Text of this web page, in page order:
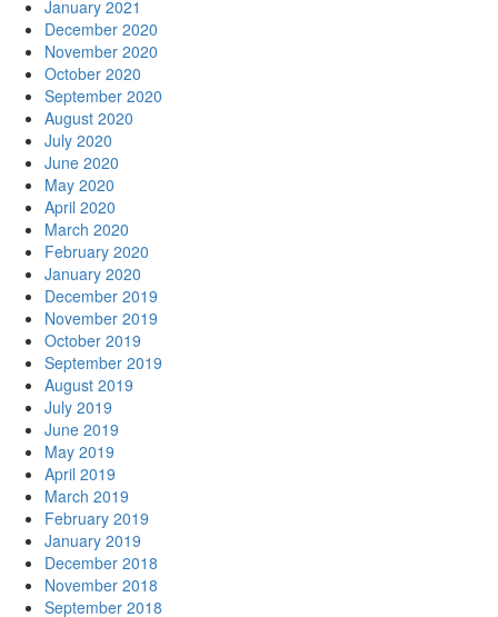
January 2021
December 2020
November 2020
October 2020
September 2020
August 2020
July 2020
June 2020
May 2020
April 2020
March 2020
February 2020
January 2020
December 2019
November 2019
October 2019
September 2019
August 2019
July 2019
June 2019
May 2019
April 2019
March 2019
February 2019
January 2019
December 2018
November 2018
September 2018